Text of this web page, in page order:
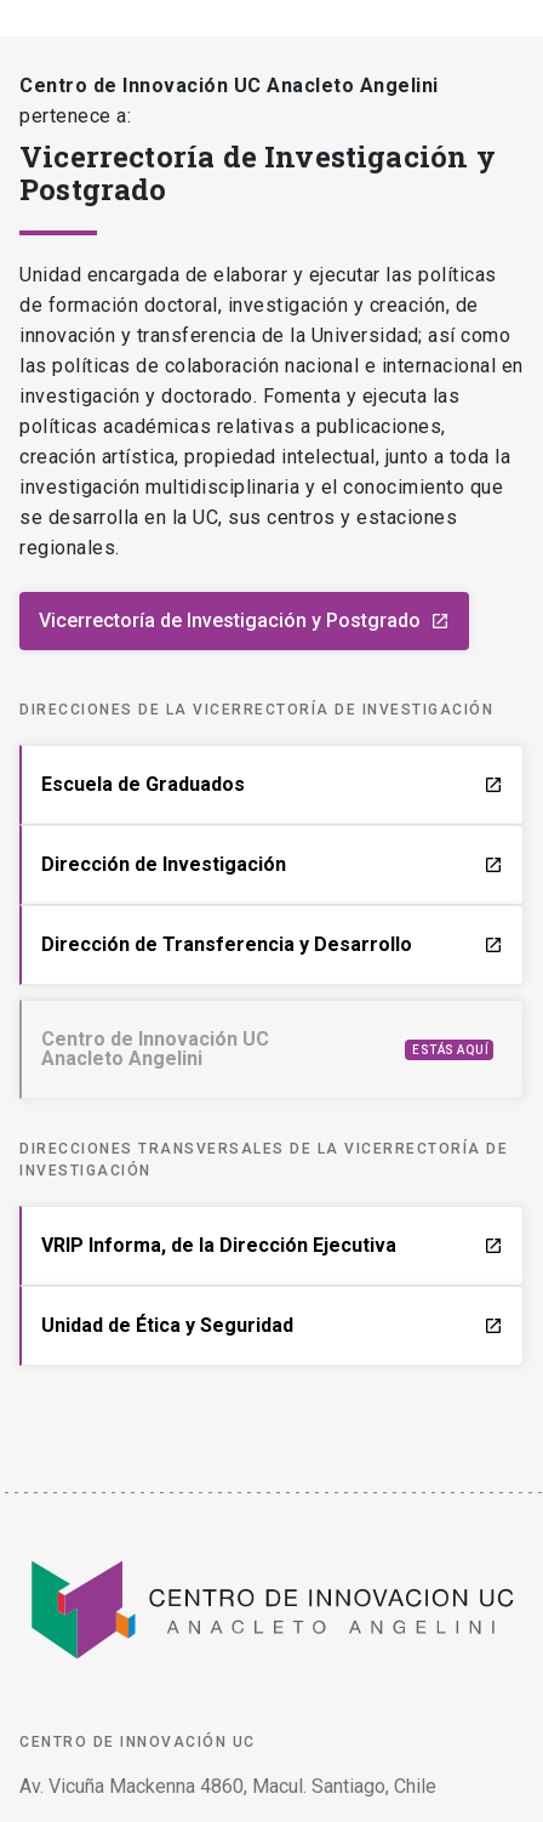
Centro de Innovación UC Anacleto Angelini
pertenece a:
Vicerrectoría de Investigación y
Postgrado
Unidad encargada de elaborar y ejecutar las políticas
de formación doctoral, investigación y creación, de
innovación y transferencia de la Universidad; así como
las políticas de colaboración nacional e internacional en
investigación y doctorado. Fomenta y ejecuta las
políticas académicas relativas a publicaciones,
creación artística, propiedad intelectual, junto a toda la
investigación multidisciplinaria y el conocimiento que
se desarrolla en la UC, sus centros y estaciones
regionales.
Vicerrectoría de Investigación y Postgrado launch
DIRECCIONES DE LA VICERRECTORÍA DE INVESTIGACIÓN
Escuela de Graduados launch
Dirección de Investigación launch
Dirección de Transferencia y Desarrollo launch
Centro de Innovación UC
Anacleto Angelini
ESTÁS AQUÍ
DIRECCIONES TRANSVERSALES DE LA VICERRECTORÍA DE
INVESTIGACIÓN
VRIP Informa, de la Dirección Ejecutiva launch
Unidad de Ética y Seguridad launch
CENTRO DE INNOVACIÓN UC
Av. Vicuña Mackenna 4860, Macul. Santiago, Chile